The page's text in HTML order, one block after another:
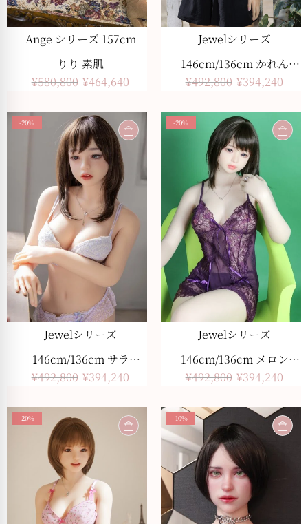
Ange シリーズ 157cm
りり 素肌
¥580,800 ¥464,640
Jewelシリーズ
146cm/136cm かれん
美白肌色
¥492,800 ¥394,240
-20%
Jewelシリーズ
146cm/136cm サラ
美白肌色
¥492,800 ¥394,240
-20%
Jewelシリーズ
146cm/136cm メロン
美白肤色
¥492,800 ¥394,240
-20% -10%